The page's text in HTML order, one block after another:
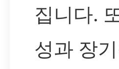
집니다.
성과 장